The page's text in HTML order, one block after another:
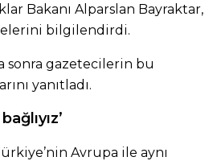
Bakanı Alparslan Bayraktar,
bilgilendirdi.
sonra gazetecilerin bu
yanıtladı.
Avrupa ile aynı